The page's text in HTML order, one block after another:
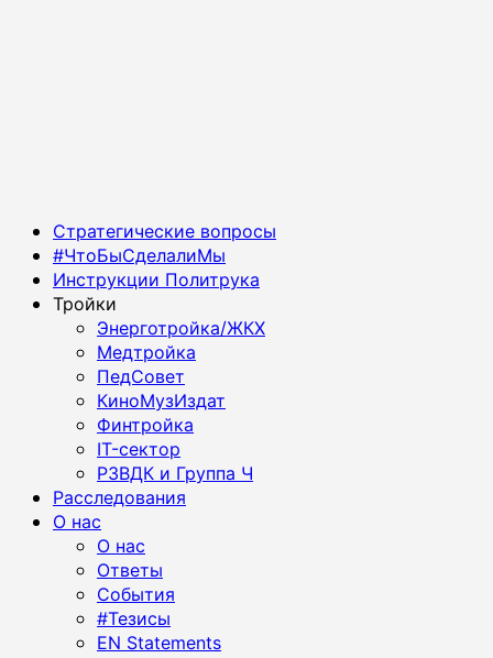
Основное
меню
Стратегические вопросы
#ЧтоБыСделалиМы
Инструкции Политрука
Тройки
Энерготройка/ЖКХ
Медтройка
ПедСовет
КиноМузИздат
Финтройка
IT-сектор
РЗВДК и Группа Ч
Расследования
О нас
О нас
Ответы
События
#Тезисы
EN Statements